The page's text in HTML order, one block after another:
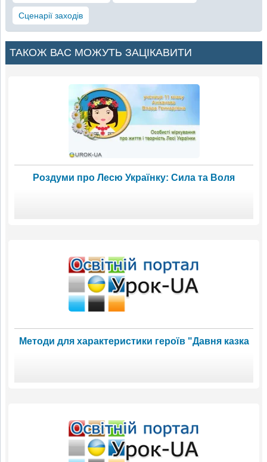
Сценарії заходів
ТАКОЖ ВАС МОЖУТЬ ЗАЦІКАВИТИ
Роздуми про Лесю Українку: Сила та Воля
Методи для характеристики героїв "Давня казка